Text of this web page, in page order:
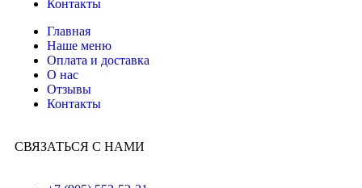
Контакты
Главная
Наше меню
Оплата и доставка
О нас
Отзывы
Контакты
СВЯЗАТЬСЯ С НАМИ